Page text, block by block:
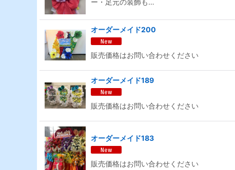
オーダーメイド200
販売価格はお問い合わせください
オーダーメイド189
販売価格はお問い合わせください
オーダーメイド183
販売価格はお問い合わせください